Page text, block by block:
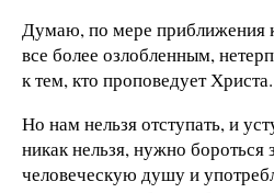
Думаю, по мере приближения
все более озлобленным,
к тем, кто проповедует Христа.
Но нам нельзя отступать, и
никак нельзя, нужно бороться
человеческую душу и